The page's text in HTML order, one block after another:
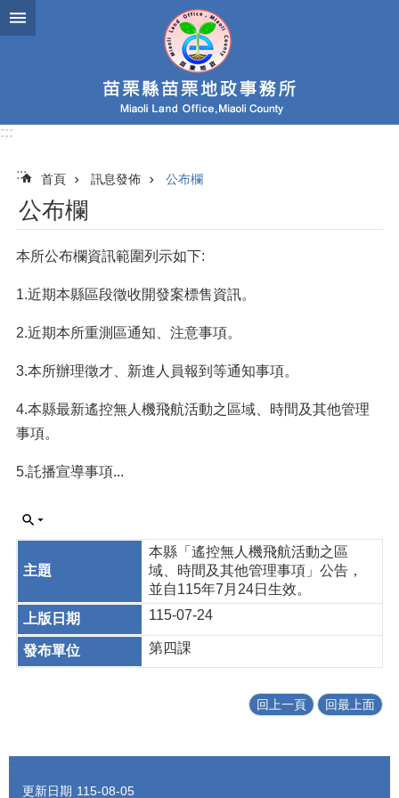
跳到主要內容區塊
:::
::: 首頁 訊息發佈 公布欄
公布欄
本所公布欄資訊範圍列示如下:
1.近期本縣區段徵收開發案標售資訊。
2.近期本所重測區通知、注意事項。
3.本所辦理徵才、新進人員報到等通知事項。
4.本縣最新遙控無人機飛航活動之區域、時間及其他管理
事項。
5.託播宣導事項...
本縣「遙控無人機飛航活動之區
域、時間及其他管理事項」公告，
並自115年7月24日生效。
115-07-24
第四課
回上一頁 回最上面
:::
更新日期 115-08-05